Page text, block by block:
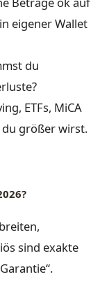
eigener Wallet
du
ETFs, MiCA
du größer wirst.
sind exakte